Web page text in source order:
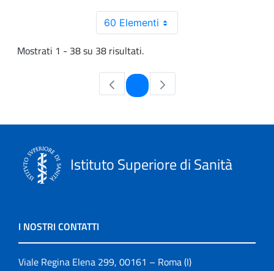
60 Elementi
Mostrati 1 - 38 su 38 risultati.
Pagina
Istituto Superiore di Sanità
I NOSTRI CONTATTI
Viale Regina Elena 299, 00161 – Roma (I)